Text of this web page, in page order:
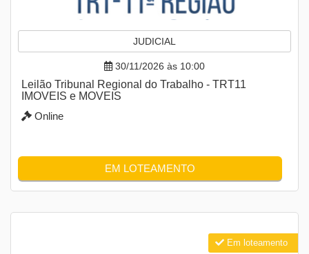
JUDICIAL
30/11/2026 às 10:00
Leilão Tribunal Regional do Trabalho - TRT11
IMOVEIS e MOVEIS
Online
EM LOTEAMENTO
Em loteamento